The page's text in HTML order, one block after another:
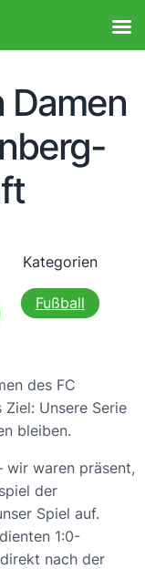
Damen
Kategorien
Fußball
des FC
Unsere Serie
bleiben.
wir waren präsent,
der
Spiel auf.
1:0-
nach der